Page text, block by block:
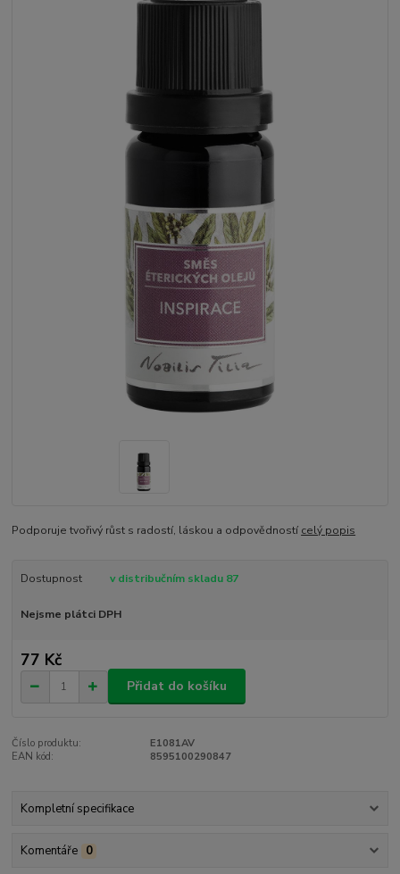
Podporuje tvořivý růst s radostí, láskou a odpovědností celý popis
Dostupnost v distribučním skladu 87
Nejsme plátci DPH
77 Kč
Přidat do košíku
Číslo produktu:
E1081AV
EAN kód:
8595100290847
Kompletní specifikace
Komentáře 0